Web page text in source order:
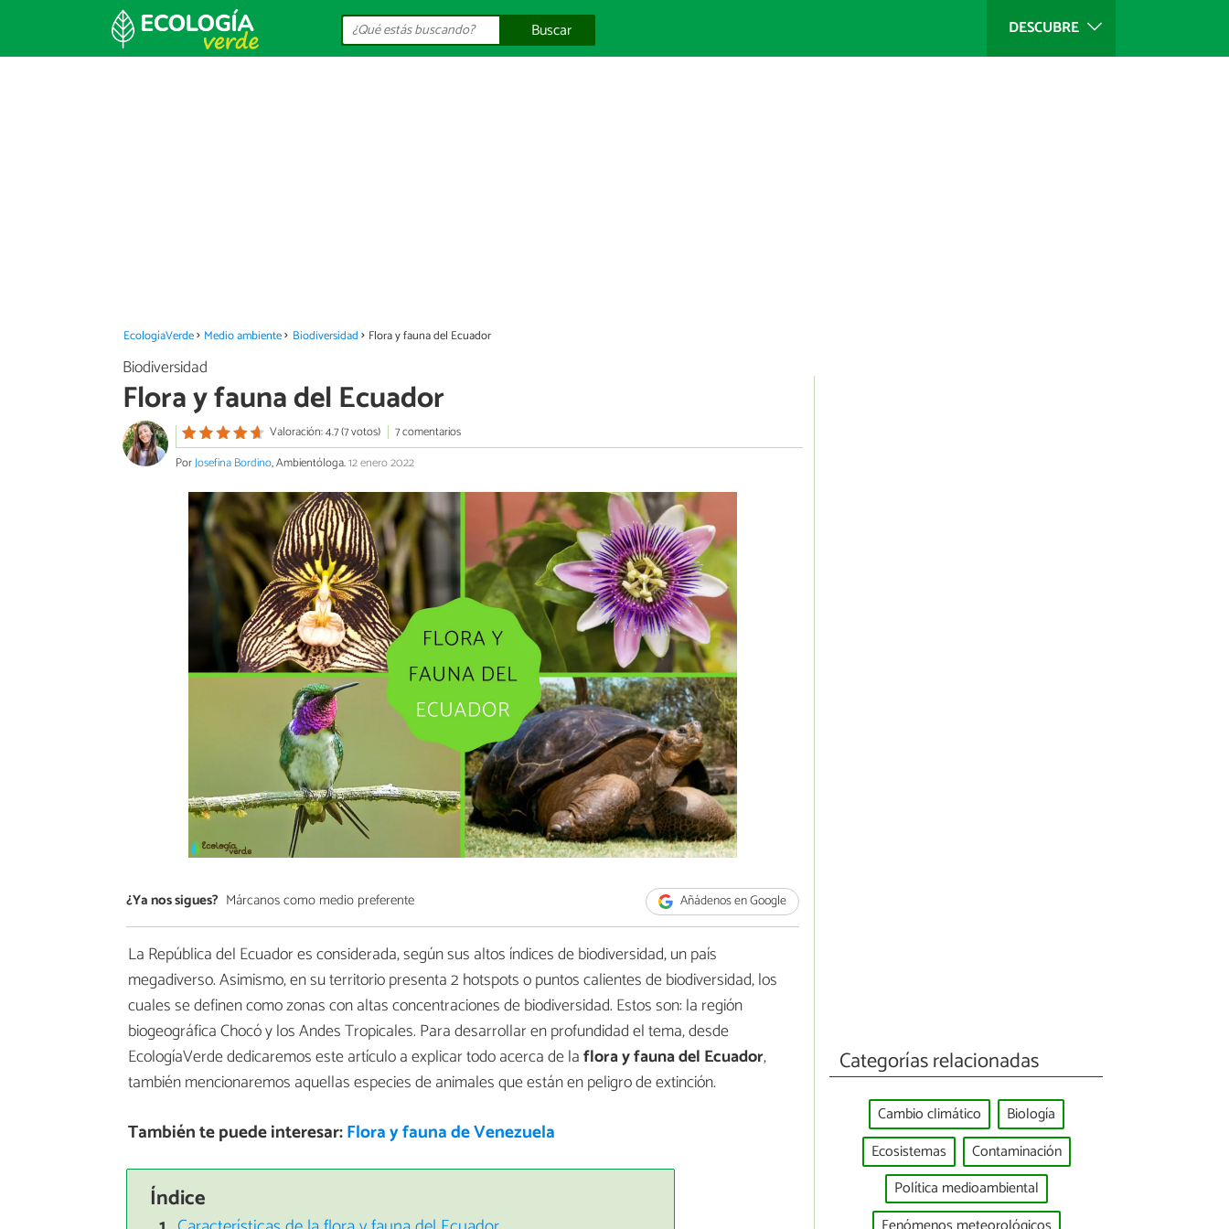
DESCUBRE
Buscar
EcologíaVerde Medio ambiente Biodiversidad Flora y fauna del Ecuador
Biodiversidad
Flora y fauna del Ecuador
Valoración: 4.7 (7 votos)
7 comentarios
PorJosefina Bordino, Ambientóloga.12 enero 2022
¿Ya nos sigues? Márcanos como medio preferente Añádenos en Google
La República del Ecuador es considerada, según sus altos índices de biodiversidad, un país
megadiverso. Asimismo, en su territorio presenta 2 hotspots o puntos calientes de biodiversidad, los
cuales se definen como zonas con altas concentraciones de biodiversidad. Estos son: la región
biogeográfica Chocó y los Andes Tropicales. Para desarrollar en profundidad el tema, desde
EcologíaVerde dedicaremos este artículo a explicar todo acerca de laflora y fauna del Ecuador,
también mencionaremos aquellas especies de animales que están en peligro de extinción.
También te puede interesar:Flora y fauna de Venezuela
Índice
Categorías relacionadas
Cambio climático
Biología
Ecosistemas
Contaminación
Política medioambiental